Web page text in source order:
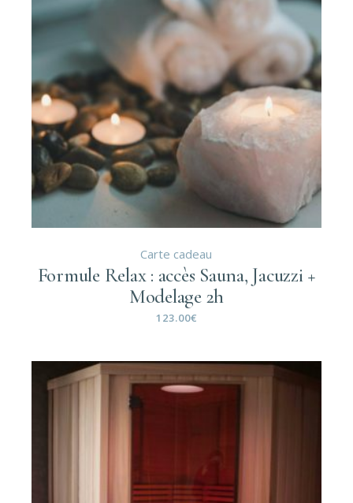
Carte cadeau
Formule Relax : accès Sauna, Jacuzzi +
Modelage 2h
123.00€